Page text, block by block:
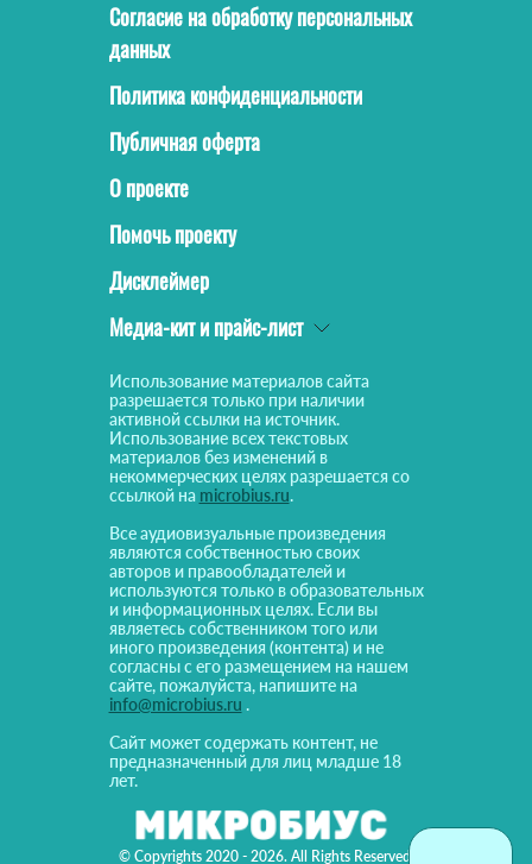
© Copyrights 2020 - 2026. All Rights Reserved!
Согласие на обработку персональных
данных
Политика конфиденциальности
Публичная оферта
О проекте
Помочь проекту
Дисклеймер
Медиа-кит и прайс-лист
Использование материалов сайта
разрешается только при наличии
активной ссылки на источник.
Использование всех текстовых
материалов без изменений в
некоммерческих целях разрешается со
ссылкой на microbius.ru.
Все аудиовизуальные произведения
являются собственностью своих
авторов и правообладателей и
используются только в образовательных
и информационных целях. Если вы
являетесь собственником того или
иного произведения (контента) и не
согласны с его размещением на нашем
сайте, пожалуйста, напишите на
info@microbius.ru .
Сайт может содержать контент, не
предназначенный для лиц младше 18
лет.